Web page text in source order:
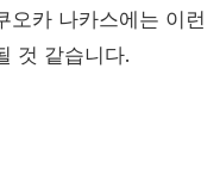
오카 나카스에는 이런
것 같습니다.